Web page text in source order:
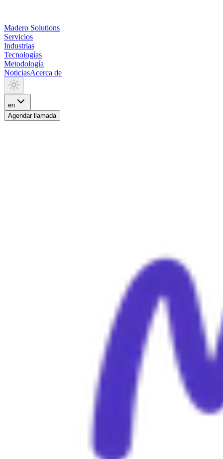
Madero Solutions
Servicios
Industrias
Tecnologías
Metodología
NoticiasAcerca de
en
Agendar llamada